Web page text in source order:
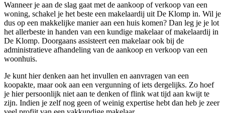
Wanneer je aan de slag gaat met de aankoop of verkoop van een
woning, schakel je het beste een makelaardij uit De Klomp in. Wil je
dus op een makkelijke manier aan een huis komen? Dan leg je je lot
het allerbeste in handen van een kundige makelaar of makelaardij in
De Klomp. Doorgaans assisteert een makelaar ook bij de
administratieve afhandeling van de aankoop en verkoop van een
woonhuis.
Je kunt hier denken aan het invullen en aanvragen van een
koopakte, maar ook aan een vergunning of iets dergelijks. Zo hoef
je hier persoonlijk niet aan te denken of flink wat tijd aan kwijt te
zijn. Indien je zelf nog geen of weinig expertise hebt dan heb je zeer